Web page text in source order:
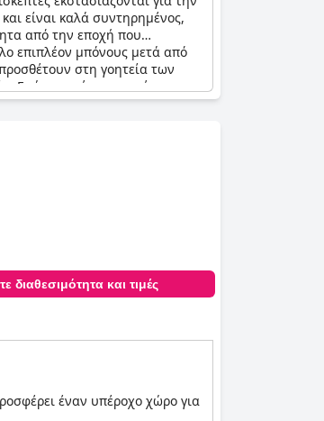
ζωής με την
είναι καλά συντηρημένος,
από την εποχή που
επιπλέον μπόνους μετά από
στη γοητεία των
Ενώ ορισμένοι επισκέπτες
λείπουν από το κατάστρωμα της
και δημοφιλής στους
διαθεσιμότητα και τιμές
έναν υπέροχο χώρο για